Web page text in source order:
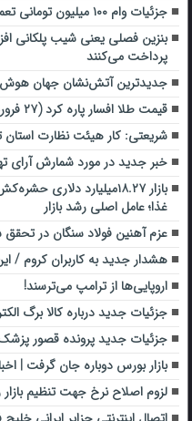
جزئیات وام ۱۰۰ میلیون تومانی تعمیر تاکسی در پایتخت
پرداخت می‌کنند
جدیدترین آتش‌نشان جهان
قیمت طلا افسار پاره کرد (۲۷ فرورین)
شریعتی: کار هیئت نظارت
خبر جدید در مورد شمارش آرای
غذا؛ عامل اصلی رشد بازار
عزم آهنین فولاد سنگان در تحقق
هشدار جدید به کاربران کروم /
اروپایی‌ها از ترامپ می‌ترسند!
جزئیات جدید درباره کالا برگ
جزئیات جدید پرونده قصور پزشک
بازار بورس دوباره جان گرفت |
لزوم اصلاح نرخ جهت تنظیم بازار